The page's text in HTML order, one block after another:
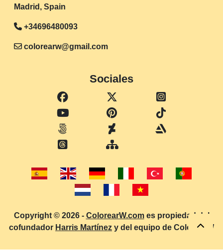
Madrid, Spain
+34696480093
colorearw@gmail.com
Sociales
Copyright © 2026 - ColorearW.comes propiedad del
cofundador Harris Martínez y del equipo de ColorearW